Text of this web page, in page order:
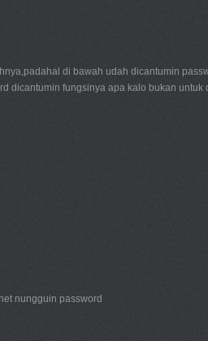
di bawah udah dicantumin
dicantumin fungsinya apa kalo bukan untuk
nungguin password